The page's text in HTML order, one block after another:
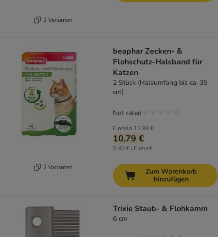
2 Varianten
2 Varianten
beaphar Zecken- &
Flohschutz-Halsband für
Katzen
2 Stück (Halsumfang bis ca. 35
cm)
Einzeln 11,98 €
10,79 €
5,40 € / Einheit
Not rated
Zum Warenkorb
hinzufügen
Trixie Staub- & Flohkamm
6 cm